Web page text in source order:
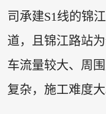
司承建S1线的锦
道，且锦江路站
车流量较大、周
复杂，施工难度大